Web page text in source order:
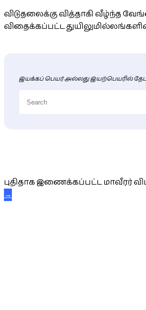
விடுதலைக்கு வித்தாகி வீழ்ந்த
விதைக்கப்பட்ட
இயக்கப் பெயர் அல்லது இயற்பெயரில்
புதிதாக இணைக்கப்பட்ட மாவீரர்
→